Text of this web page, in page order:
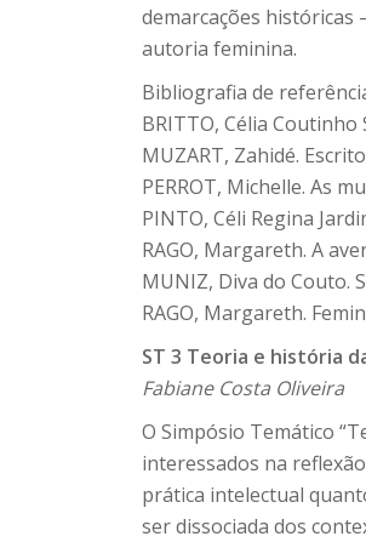
demarcações históricas
autoria feminina.
Bibliografia de
BRITTO, Célia Coutinho
MUZART, Zahidé.
PERROT, Michelle. As
PINTO, Céli Regina
RAGO, Margareth. A
MUNIZ, Diva do Couto.
RAGO, Margareth.
ST 3 Teoria e história
Fabiane Costa Oliveira
O Simpósio Temático
interessados na
prática intelectual
ser dissociada dos